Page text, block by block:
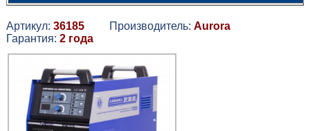
Артикул: 36185Производитель: Aurora
Гарантия: 2 года